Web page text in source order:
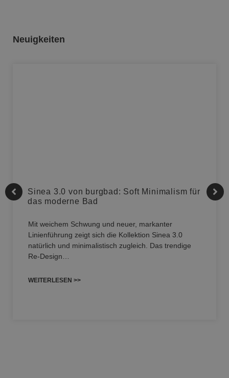
Neuigkeiten
Sinea 3.0 von burgbad: Soft Minimalism für
das moderne Bad
Mit weichem Schwung und neuer, markanter
Linienführung zeigt sich die Kollektion Sinea 3.0
natürlich und minimalistisch zugleich. Das trendige
Re-Design…
WEITERLESEN >>